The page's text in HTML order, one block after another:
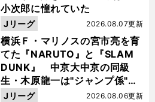
小次郎に憧れていた
横浜Ｆ・マリノスの宮市亮を育
てた『NARUTO』と『SLAM
DUNK』 中京大中京の同級
生・木原龍一は"ジャンプ係"だ
った
2026.08.07更新
Jリーグ
2026.08.06更新
Jリーグ